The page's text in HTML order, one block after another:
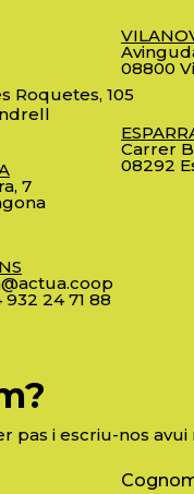
Roquetes, 105
7
932 24 71 88
08800
Carrer
08292
pas i escriu-nos avui